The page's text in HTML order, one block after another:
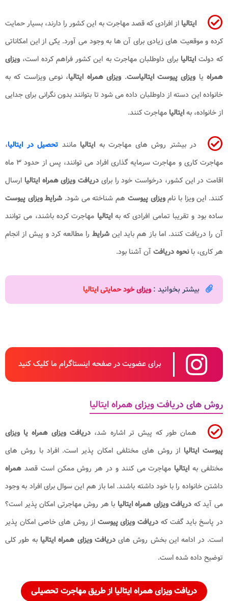
ایتالیا از افرادی که قصد مهاجرت به این کشور را دارند، بسیار حمایت
کرده و موقعیت های زیادی برای آن ها به وجود می آورد. یکی از این امکاناتی
که دولتایتالیا برای داوطلبان مهاجرت به این کشور فراهم کرده است، ویزای
همراهیا ویزای پیوست ایتالیاست. ویزای همراه ایتالیا، نوعی ویزاست که به
خانواده این دسته از داوطلبان داده می شود تا بتوانند بدون نگرانی برای جدایی
از خانواده، بهایتالیا مهاجرت کنند.
در بیشتر روش های مهاجرت به ایتالیا مانند تحصیل در ایتالیا،
مهاجرت کاری و مهاجرت سرمایه گذاری افراد می توانند، پس از حدود ۳ ماه
اقامت در این کشور، درخواست خود را برای دریافت ویزای همراه ایتالیا ارسال
کنند. این ویزا با نامویزای پیوست هم شناخته می شود. شرایط ویزای پیوست
ساده بود و تقریبا تمامی افرادی که بهایتالیا مهاجرت کرده باشند، می توانند
آن را دریافت کنند. اما باز هم باید اینشرایط را مطالعه کرد و پیش از انجام
هر کاری، بانحوه دریافتآن آشنا بود.
بیشتر بخوانید : ویزای خود حمایتی ایتالیا
برای عضویت در صفحه اینستاگرام ما کلیک کنید
روش های دریافت ویزای همراه ایتالیا
همان طور که پیش تر اشاره شد، دریافت ویزای همراه یا ویزای
پیوست ایتالیا از روش های مختلفی امکان پذیر است. افراد با روش های
مختلفی به ایتالیا مهاجرت می کنند و در هر روش ممکن است قصد همراه
داشتن خانواده را با خود داشته باشند. اما باز هم این سوال برای افراد به وجود
می آید که دریافت ویزای همراه ایتالیا با هر روش مهاجرتی امکان پذیر است؟
در پاسخ باید گفت که دریافت ویزای پیوست از روش های خاصی امکان پذیر
است. در ادامه این بخش روش هایدریافت ویزای همراه ایتالیا به طور کلی
توضیح داده شده است.
دریافت ویزای همراه ایتالیا از طریق مهاجرت تحصیلی